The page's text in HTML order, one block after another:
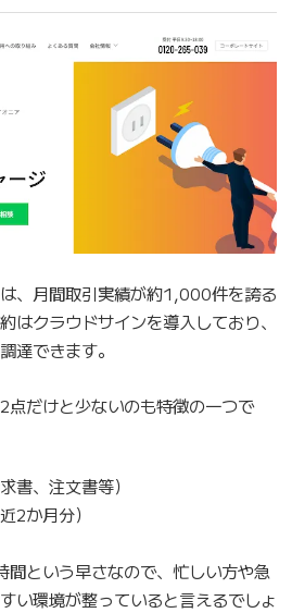
、月間取引実績が約1,000件を誇る
はクラウドサインを導入しており、
達できます。
点だけと少ないのも特徴の一つで
書、注文書等）
2か月分）
間という早さなので、忙しい方や急
い環境が整っていると言えるでしょ